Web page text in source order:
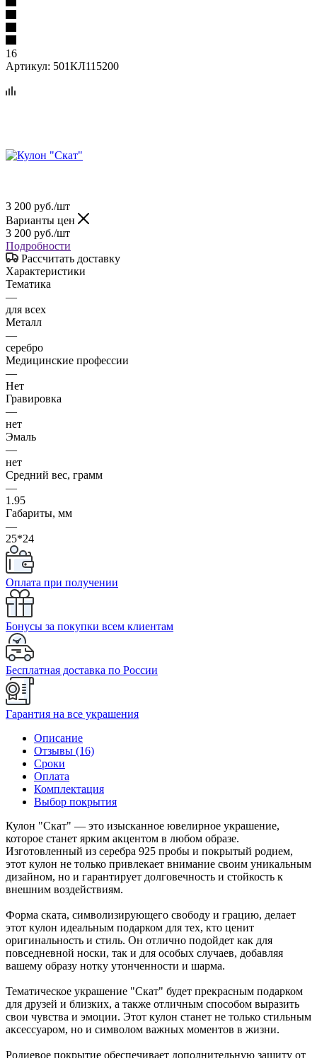
16
Артикул: 501КЛ115200
3 200 руб./шт
Варианты цен
3 200 руб./шт
Подробности
Рассчитать доставку
Характеристики
Тематика
—
для всех
Металл
—
серебро
Медицинские профессии
—
Нет
Гравировка
—
нет
Эмаль
—
нет
Средний вес, грамм
—
1.95
Габариты, мм
—
25*24
Оплата при получении
Бонусы за покупки всем клиентам
Бесплатная доставка по России
Гарантия на все украшения
Описание
Отзывы (16)
Сроки
Оплата
Комплектация
Выбор покрытия
Кулон "Скат" — это изысканное ювелирное украшение,
которое станет ярким акцентом в любом образе.
Изготовленный из серебра 925 пробы и покрытый родием,
этот кулон не только привлекает внимание своим уникальным
дизайном, но и гарантирует долговечность и стойкость к
внешним воздействиям.
Форма ската, символизирующего свободу и грацию, делает
этот кулон идеальным подарком для тех, кто ценит
оригинальность и стиль. Он отлично подойдет как для
повседневной носки, так и для особых случаев, добавляя
вашему образу нотку утонченности и шарма.
Тематическое украшение "Скат" будет прекрасным подарком
для друзей и близких, а также отличным способом выразить
свои чувства и эмоции. Этот кулон станет не только стильным
аксессуаром, но и символом важных моментов в жизни.
Родиевое покрытие обеспечивает дополнительную защиту от